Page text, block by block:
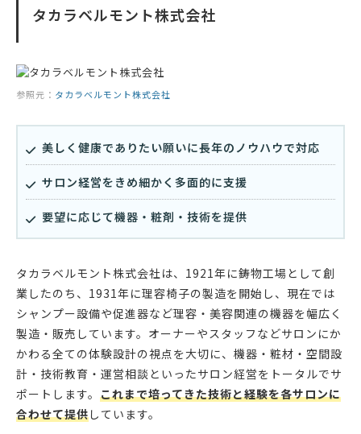
タカラベルモント株式会社
参照元： タカラベルモント株式会社
美しく健康でありたい願いに長年のノウハウで対応
サロン経営をきめ細かく多面的に支援
要望に応じて機器・粧剤・技術を提供
タカラベルモント株式会社は、1921年に鋳物工場として創
業したのち、1931年に理容椅子の製造を開始し、現在では
シャンプー設備や促進器など理容・美容関連の機器を幅広く
製造・販売しています。オーナーやスタッフなどサロンにか
かわる全ての体験設計の視点を大切に、機器・粧材・空間設
計・技術教育・運営相談といったサロン経営をトータルでサ
ポートします。 これまで培ってきた技術と経験を各サロンに
合わせて提供しています。